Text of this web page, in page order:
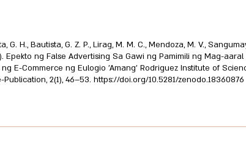
G. H., Bautista, G. Z. P., Lirag, M. M. C., Mendoza, M. V.,
Epekto ng False Advertising Sa Gawi ng Pamimili ng Mag-
E-Commerce ng Eulogio 'Amang' Rodriguez Institute of
Publication, 2(1), 46–53. https://doi.org/10.5281/zenodo.18360876